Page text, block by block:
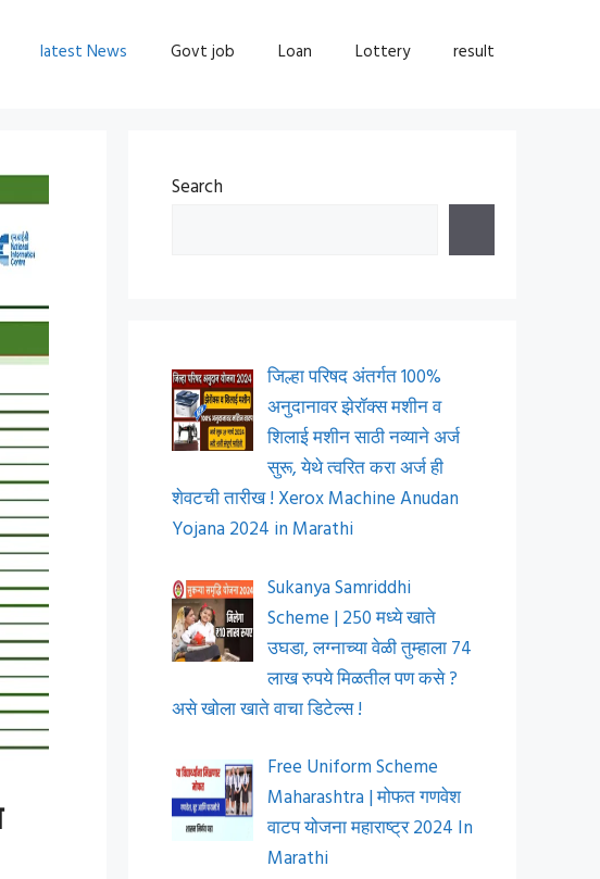
latest News Govt job Loan Lottery result
Search
जिल्हा परिषद अंतर्गत 100%
अनुदानावर झेरॉक्स मशीन व
शिलाई मशीन साठी नव्याने अर्ज
सुरू, येथे त्वरित करा अर्ज ही
शेवटची तारीख ! Xerox Machine Anudan
Yojana 2024 in Marathi
Sukanya Samriddhi
Scheme | 250 मध्ये खाते
उघडा, लग्नाच्या वेळी तुम्हाला 74
लाख रुपये मिळतील पण कसे ?
असे खोला खाते वाचा डिटेल्स !
Free Uniform Scheme
Maharashtra | मोफत गणवेश
वाटप योजना महाराष्ट्र 2024 In
Marathi